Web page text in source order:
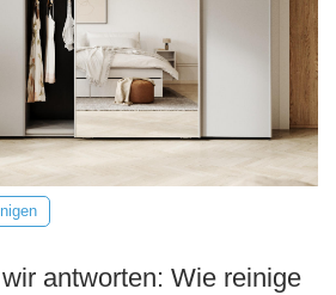
antworten: Wie reinige